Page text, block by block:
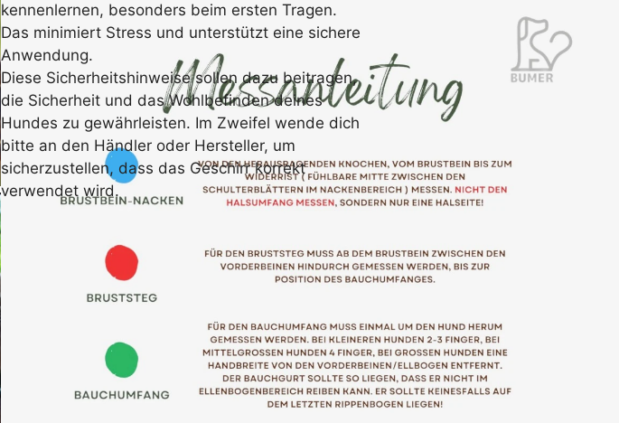
kennenlernen, besonders beim ersten Tragen.
Das minimiert Stress und unterstützt eine sichere
Anwendung.
Diese Sicherheitshinweise sollen dazu beitragen,
die Sicherheit und das Wohlbefinden deines
Hundes zu gewährleisten. Im Zweifel wende dich
bitte an den Händler oder Hersteller, um
sicherzustellen, dass das Geschirr korrekt
verwendet wird.